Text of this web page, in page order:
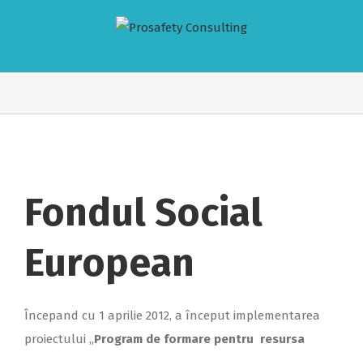
Fondul Social
European
Începand cu 1 aprilie 2012, a început implementarea
proiectului „Program de formare pentru resursa